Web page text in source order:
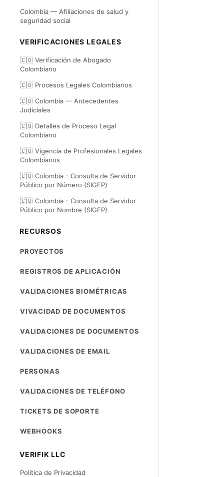
Colombia — Afiliaciones de salud y
seguridad social
VERIFICACIONES LEGALES
🇨🇴 Verificación de Abogado
Colombiano
🇨🇴 Procesos Legales Colombianos
🇨🇴 Colombia — Antecedentes
Judiciales
🇨🇴 Detalles de Proceso Legal
Colombiano
🇨🇴 Vigencia de Profesionales Legales
Colombianos
🇨🇴 Colombia - Consulta de Servidor
Público por Número (SIGEP)
🇨🇴 Colombia - Consulta de Servidor
Público por Nombre (SIGEP)
RECURSOS
PROYECTOS
REGISTROS DE APLICACIÓN
VALIDACIONES BIOMÉTRICAS
VIVACIDAD DE DOCUMENTOS
VALIDACIONES DE DOCUMENTOS
VALIDACIONES DE EMAIL
PERSONAS
VALIDACIONES DE TELÉFONO
TICKETS DE SOPORTE
WEBHOOKS
VERIFIK LLC
Política de Privacidad